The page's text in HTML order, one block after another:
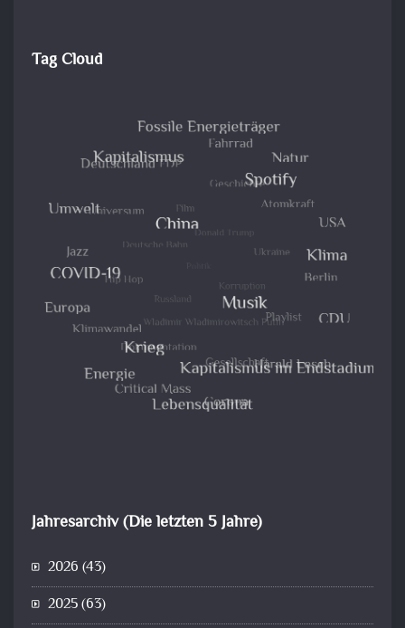
Tag Cloud
Jahresarchiv (Die letzten 5 Jahre)
2026 (43)
2025(63)